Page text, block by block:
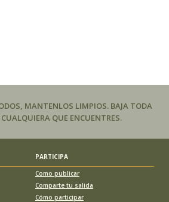
MANTENLOS LIMPIOS. BAJA TODA
QUE ENCUENTRES.
PARTICIPA
Como publicar
Comparte tu salida
Cómo participar